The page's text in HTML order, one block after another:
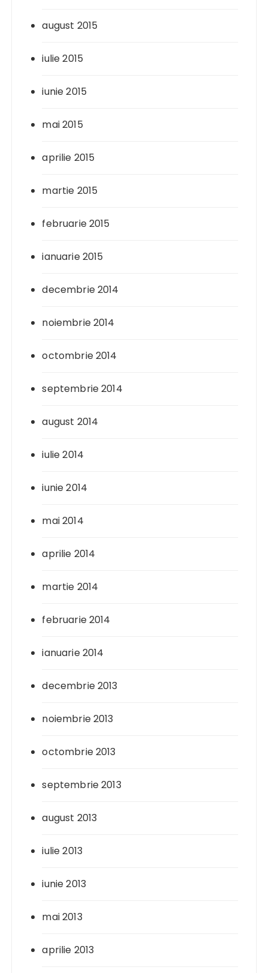
august 2015
iulie 2015
iunie 2015
mai 2015
aprilie 2015
martie 2015
februarie 2015
ianuarie 2015
decembrie 2014
noiembrie 2014
octombrie 2014
septembrie 2014
august 2014
iulie 2014
iunie 2014
mai 2014
aprilie 2014
martie 2014
februarie 2014
ianuarie 2014
decembrie 2013
noiembrie 2013
octombrie 2013
septembrie 2013
august 2013
iulie 2013
iunie 2013
mai 2013
aprilie 2013